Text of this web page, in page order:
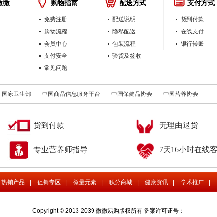
微 购物指南
免费注册
购物流程
会员中心
支付安全
常见问题
配送方式
配送说明
隐私配送
包装流程
验货及签收
支付方式
货到付款
在线支付
银行转账
国家卫生部 中国商品信息服务平台 中国保健品协会 中国营养协会
货到付款 无理由退货
专业营养师指导 7天16小时在线
热销产品 促销专区 微量元素 积分商城 健康资讯 学术推广
Copyright © 2013-2039 微微易购版权所有 备案许可证号：